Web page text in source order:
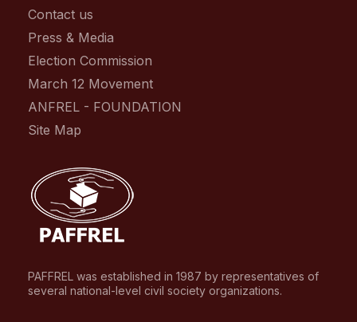
Contact us
Press & Media
Election Commission
March 12 Movement
ANFREL - FOUNDATION
Site Map
PAFFREL was established in 1987 by representatives of
several national-level civil society organizations.